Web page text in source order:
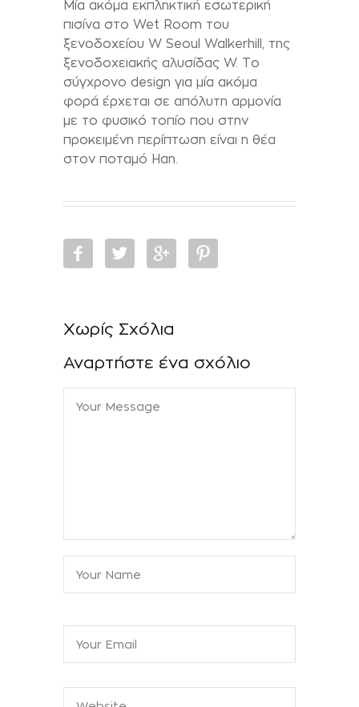
Μία ακόμα εκπληκτική εσωτερική
πισίνα στο Wet Room του
ξενοδοχείου W Seoul Walkerhill, της
ξενοδοχειακής αλυσίδας W. Το
σύγχρονο design για μία ακόμα
φορά έρχεται σε απόλυτη αρμονία
με το φυσικό τοπίο που στην
προκειμένη περίπτωση είναι η θέα
στον ποταμό Han.
Χωρίς Σχόλια
Αναρτήστε ένα σχόλιο